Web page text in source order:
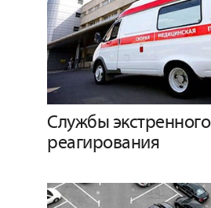
Службы экстренного
реагирования